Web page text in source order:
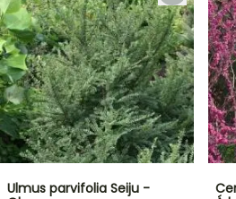
Ulmus parvifolia Seiju -